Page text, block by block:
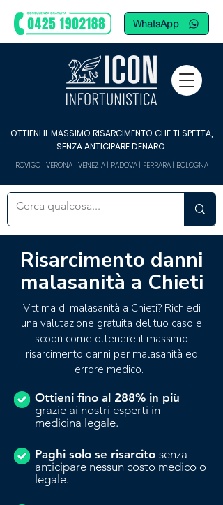
WhatsApp
OTTIENI IL MASSIMO RISARCIMENTO CHE TI SPETTA,
SENZA ANTICIPARE DENARO.
ROVIGO | VERONA | VENEZIA | PADOVA | FERRARA | BOLOGNA
Risarcimento danni
malasanità a Chieti
Vittima di malasanità a Chieti? Richiedi
una valutazione gratuita del tuo caso e
scopri come ottenere il massimo
risarcimento danni per malasanità ed
errore medico.
Ottieni fino al 288% in più
grazie ai nostri esperti in
medicina legale.
Paghi solo se risarcito senza
anticipare nessun costo medico o
legale.